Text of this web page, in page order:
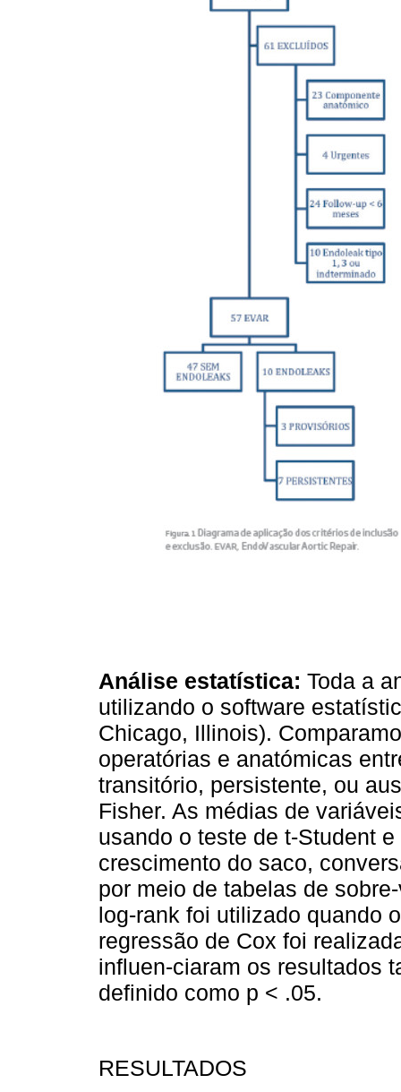
Análise estatística: Toda a
utilizando o software
Chicago, Illinois).
operatórias e anatómicas
transitório, persistente, ou
Fisher. As médias de
usando o teste de t-Student
crescimento do saco,
por meio de tabelas de
log-rank foi utilizado quando
regressão de Cox foi
influen-ciaram os resultados
definido como p < .05.
RESULTADOS